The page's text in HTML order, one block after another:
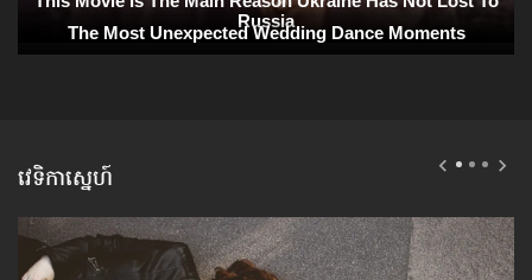
វេទិកាស្នេហ៍